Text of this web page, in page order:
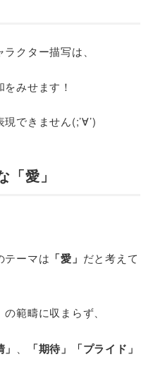
クター描写は、
みせます！
できません(;’∀’)
「愛」
テーマは 「愛」 だと考えて
の範疇に収まらず、
「期待」「プライド」